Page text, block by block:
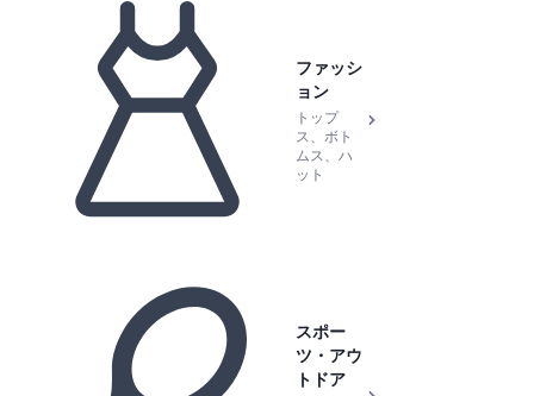
ファッシ
ョン
トップ
ス、ボト
ムス、ハ
ット
スポー
ツ・アウ
トドア